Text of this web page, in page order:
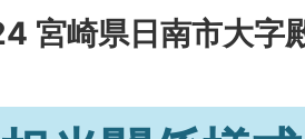
宮崎県日南市大字